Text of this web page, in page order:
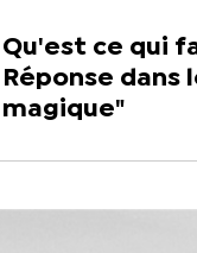
Qu'est ce qui
Réponse dans
magique"